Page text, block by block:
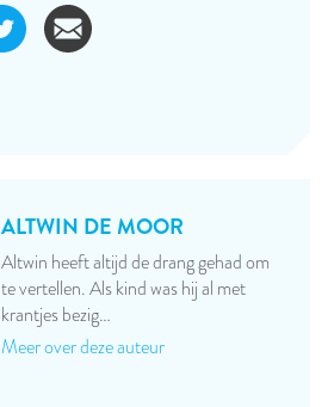
ALTWIN DE MOOR
Altwin heeft altijd de drang gehad om
te vertellen. Als kind was hij al met
krantjes bezig…
Meer over deze auteur